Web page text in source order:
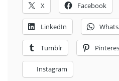
X Facebook
LinkedIn
Tumblr
Instagram